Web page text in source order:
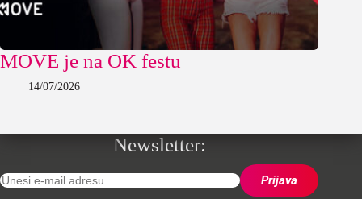
MOVE je na OK festu
14/07/2026
Newsletter: